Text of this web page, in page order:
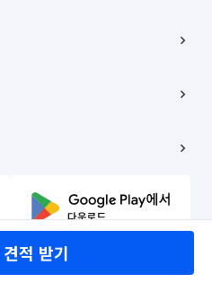
적 받기
로 6(중학동, 트윈트리빌딩) B동 5층
율곡로 24, 7층, 8층 미소
임은 거래당사자에게 있습니다.
Reserved.